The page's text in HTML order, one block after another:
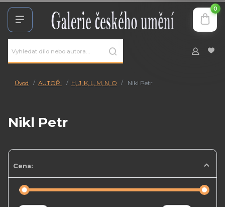
0
Úvod AUTOŘI H, J, K, L, M, N, O Nikl Petr
Nikl Petr
Cena: